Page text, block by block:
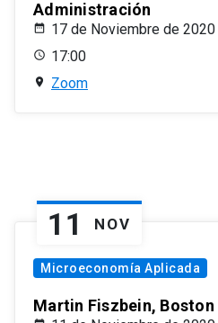
Administración
17 de Noviembre de 2020
17:00
Zoom
11 NOV
Microeconomía Aplicada
Martin Fiszbein,